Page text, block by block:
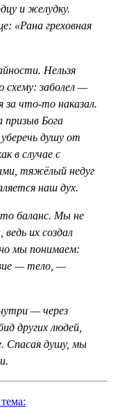
и желудку.
«Рана греховная
Нельзя
схему: заболел —
за что-то наказал.
призыв Бога
душу от
в случае с
тяжёлый недуг
наш дух.
баланс. Мы не
их создал
мы понимаем:
— тело, —
— через
других людей,
Спасая душу, мы